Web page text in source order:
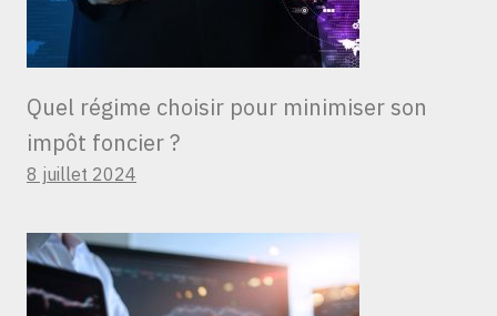
Quel régime choisir pour minimiser son
impôt foncier ?
8 juillet 2024